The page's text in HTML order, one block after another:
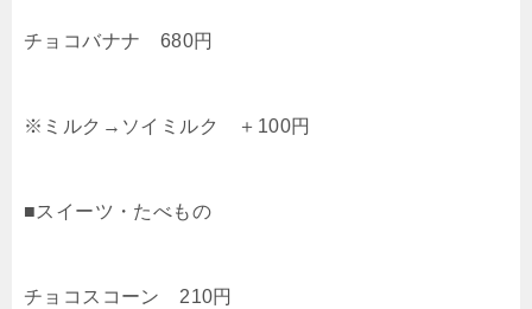
チョコバナナ 680円
※ミルク→ソイミルク ＋100円
■スイーツ・たべもの
チョコスコーン 210円